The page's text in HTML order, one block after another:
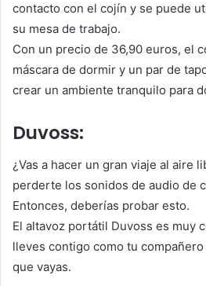
contacto con el cojín y se puede
su mesa de trabajo.
Con un precio de 36,90 euros, el
máscara de dormir y un par de
crear un ambiente tranquilo para
Duvoss:
¿Vas a hacer un gran viaje al aire
perderte los sonidos de audio de
Entonces, deberías probar esto.
El altavoz portátil Duvoss es muy
lleves contigo como tu
que vayas.